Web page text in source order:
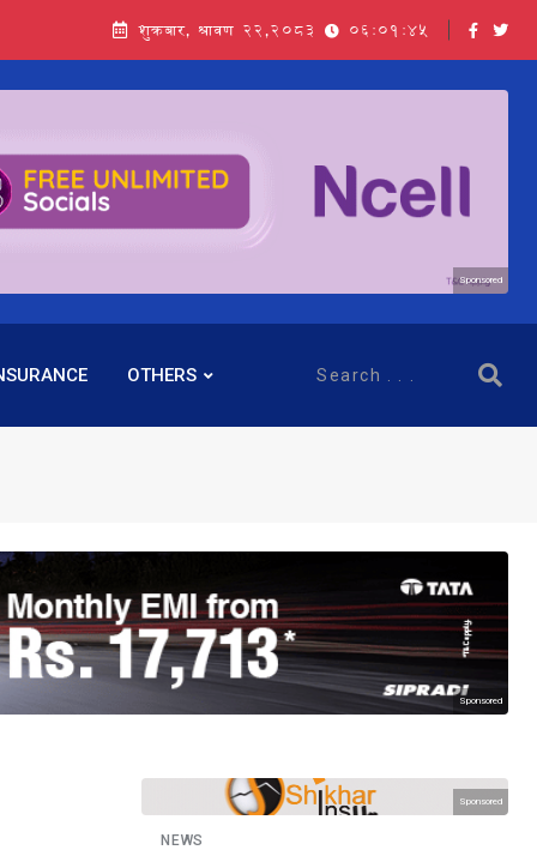
शुक्रबार, श्रावण २२,२०८३ 06:01:47
Sponsored
OTHERS
Sponsored
Sponsored
NEWS